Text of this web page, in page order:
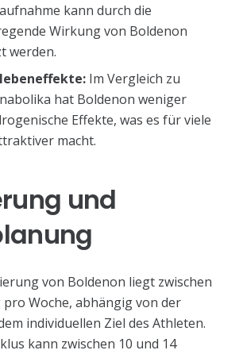
kann durch die
Wirkung von Boldenon
werden.
Im Vergleich zu
hat Boldenon weniger
Effekte, was es für viele
macht.
und
von Boldenon liegt zwischen
pro Woche, abhängig von der
individuellen Ziel des Athleten.
kann zwischen 10 und 14